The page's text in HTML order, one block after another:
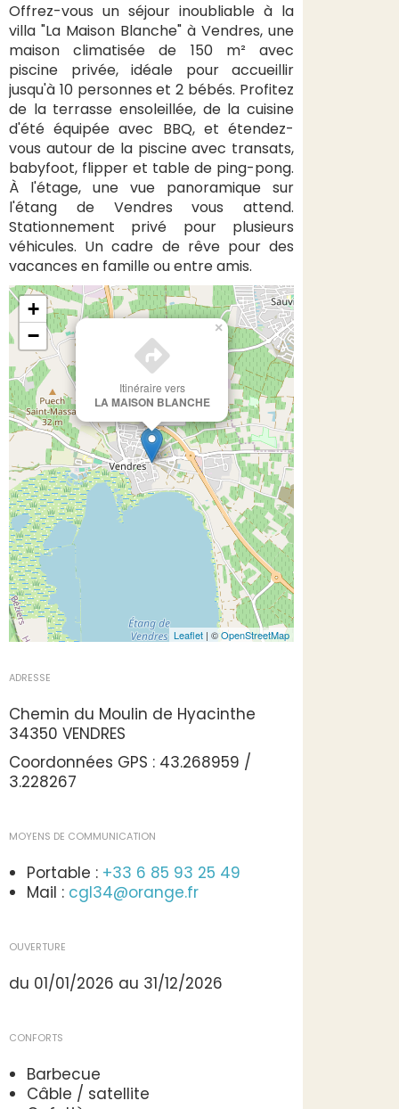
Offrez-vous un séjour inoubliable à la
villa "La Maison Blanche" à Vendres, une
maison climatisée de 150 m² avec
piscine privée, idéale pour accueillir
jusqu'à 10 personnes et 2 bébés. Profitez
de la terrasse ensoleillée, de la cuisine
d'été équipée avec BBQ, et étendez-
vous autour de la piscine avec transats,
babyfoot, flipper et table de ping-pong.
À l'étage, une vue panoramique sur
l'étang de Vendres vous attend.
Stationnement privé pour plusieurs
véhicules. Un cadre de rêve pour des
vacances en famille ou entre amis.
Itinéraire vers
LA MAISON BLANCHE
×
+
−
Leaflet | ©OpenStreetMap
ADRESSE
Chemin du Moulin de Hyacinthe
34350 VENDRES
Coordonnées GPS : 43.268959 /
3.228267
MOYENS DE COMMUNICATION
Portable : +33 6 85 93 25 49
Mail : cgl34@orange.fr
OUVERTURE
du 01/01/2026 au 31/12/2026
CONFORTS
Barbecue
Câble / satellite